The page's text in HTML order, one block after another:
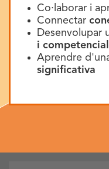
Co·laborar i
Connectar
Desenvolupar
i competencial
Aprendre
significativa